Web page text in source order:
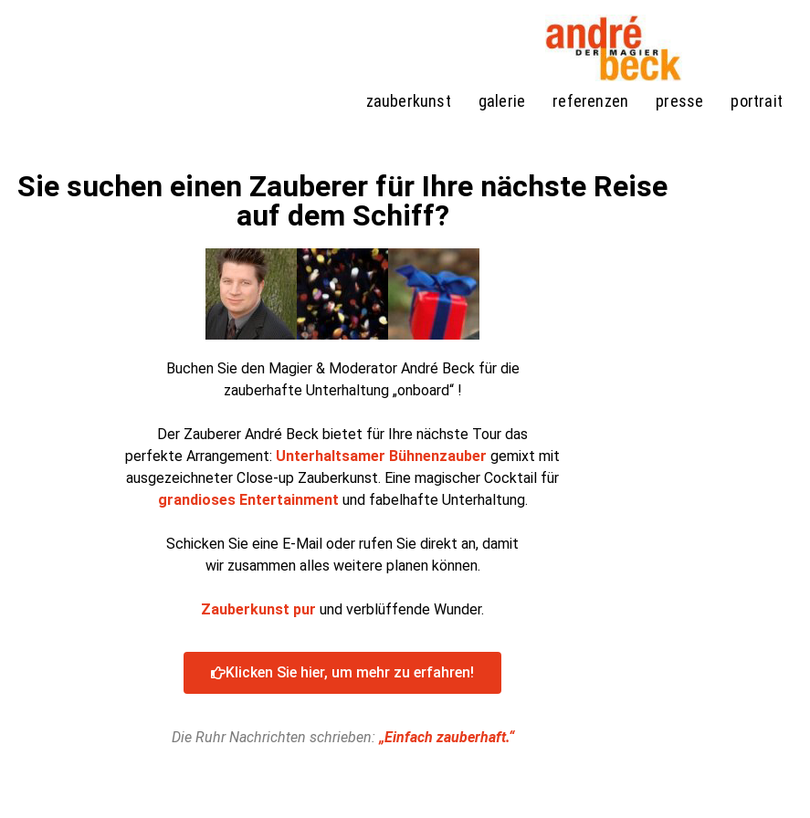
zauberkunst galerie referenzen presse portrait
Sie suchen einen Zauberer für Ihre nächste Reise
auf dem Schiff?
Buchen Sie den Magier & Moderator André Beck für die
zauberhafte Unterhaltung „onboard“ !
Der Zauberer André Beck bietet für Ihre nächste Tour das
perfekte Arrangement: Unterhaltsamer Bühnenzauber gemixt mit
ausgezeichneter Close-up Zauberkunst. Eine magischer Cocktail für
grandioses Entertainment und fabelhafte Unterhaltung.
Schicken Sie eine E-Mail oder rufen Sie direkt an, damit
wir zusammen alles weitere planen können.
Zauberkunst pur und verblüffende Wunder.
Klicken Sie hier, um mehr zu erfahren!
Die Ruhr Nachrichten schrieben: „Einfach zauberhaft.“